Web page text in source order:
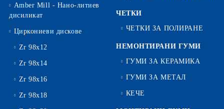
Amber Mill - Нано-литиев
дисиликат
Циркониеви дискове
Zr 98x12
Zr 98x14
Zr 98x16
Zr 98x18
ЧЕТКИ
ЧЕТКИ ЗА ПОЛИРАНЕ
НЕМОНТИРАНИ ГУМИ
ГУМИ ЗА КЕРАМИКА
ГУМИ ЗА МЕТАЛ
КЕЧЕ